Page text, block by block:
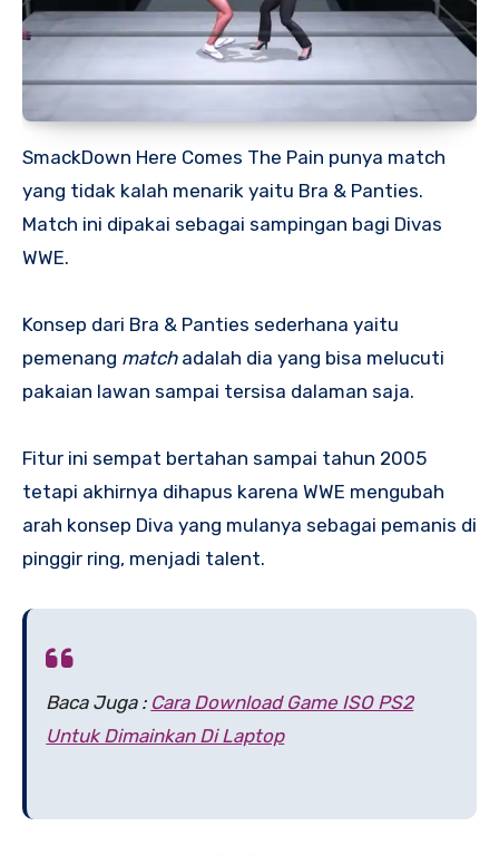
SmackDown Here Comes The Pain punya match
yang tidak kalah menarik yaitu Bra & Panties.
Match ini dipakai sebagai sampingan bagi Divas
WWE.
Konsep dari Bra & Panties sederhana yaitu
pemenang matchadalah dia yang bisa melucuti
pakaian lawan sampai tersisa dalaman saja.
Fitur ini sempat bertahan sampai tahun 2005
tetapi akhirnya dihapus karena WWE mengubah
arah konsep Diva yang mulanya sebagai pemanis di
pinggir ring, menjadi talent.
Baca Juga : Cara Download Game ISO PS2
Untuk Dimainkan Di Laptop